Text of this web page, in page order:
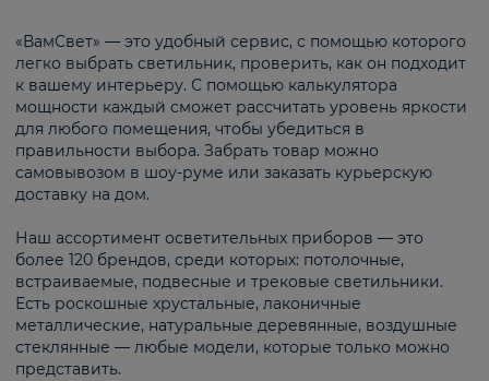
«ВамСвет» — это удобный сервис, с помощью которого
легко выбрать светильник, проверить, как он подходит
к вашему интерьеру. С помощью калькулятора
мощности каждый сможет рассчитать уровень яркости
для любого помещения, чтобы убедиться в
правильности выбора. Забрать товар можно
самовывозом в шоу-руме или заказать курьерскую
доставку на дом.
Наш ассортимент осветительных приборов — это
более 120 брендов, среди которых: потолочные,
встраиваемые, подвесные и трековые светильники.
Есть роскошные хрустальные, лаконичные
металлические, натуральные деревянные, воздушные
стеклянные — любые модели, которые только можно
представить.